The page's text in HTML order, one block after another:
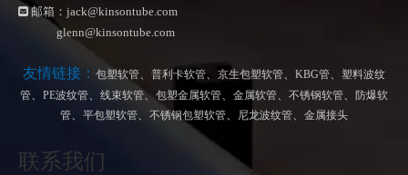
 邮箱： jack@kinsontube.com
glenn@kinsontube.com
友情链接： 包塑软管、 普利卡软管、 京生包塑软管、 KBG管、 塑料波纹
管、 PE波纹管、 线束软管、 包塑金属软管、 金属软管、 不锈钢软管、
防爆软
管、 平包塑软管、 不锈钢包塑软管、 尼龙波纹管、 金属接头
联系我们